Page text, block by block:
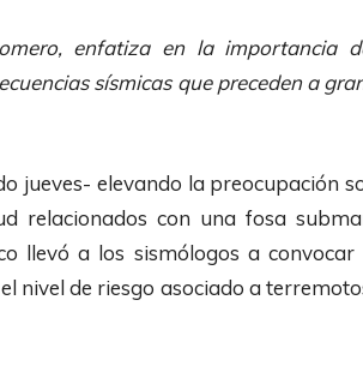
enfatiza en la importancia
sísmicas que preceden a
jueves- elevando la preocupación
relacionados con una fosa
llevó a los sismólogos a convocar
nivel de riesgo asociado a